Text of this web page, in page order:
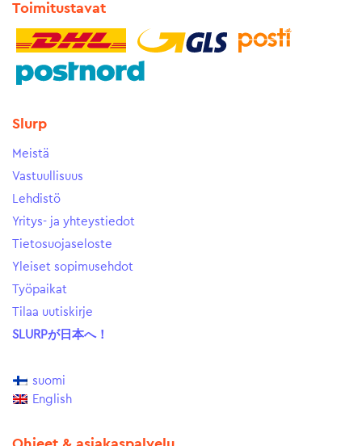
Toimitustavat
Slurp
Meistä
Vastuullisuus
Lehdistö
Yritys- ja yhteystiedot
Tietosuojaseloste
Yleiset sopimusehdot
Työpaikat
Tilaa uutiskirje
SLURPが日本へ！
suomi
English